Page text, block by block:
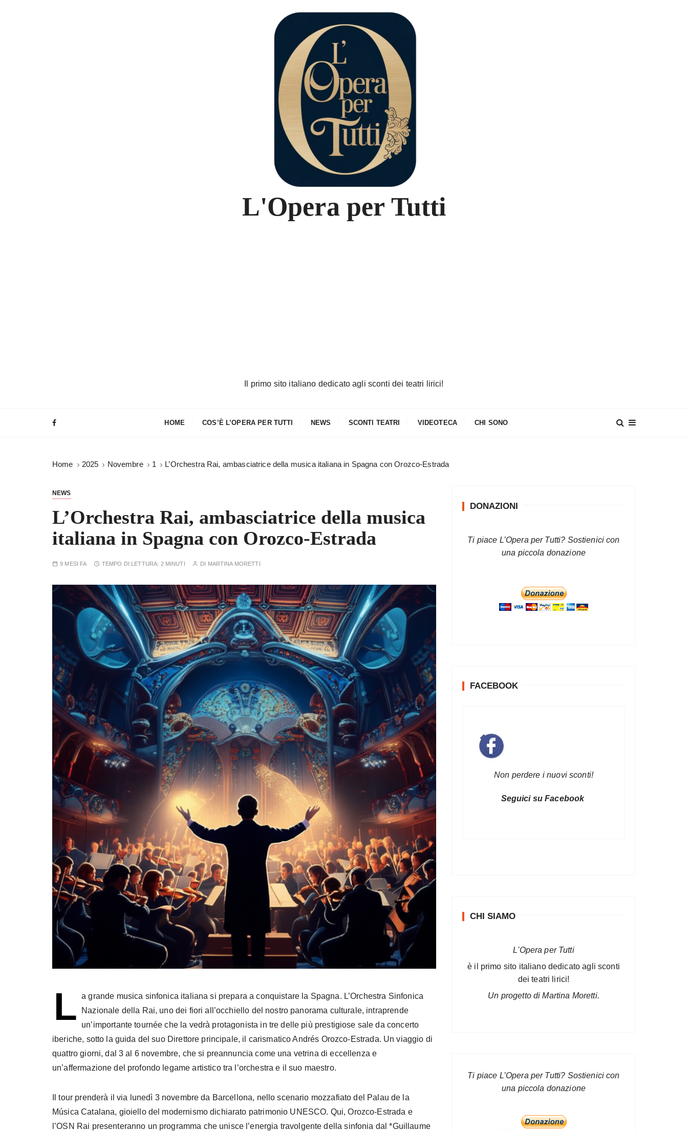
L'Opera per Tutti
Il primo sito italiano dedicato agli sconti dei teatri lirici!
HOME COS’È L’OPERA PER TUTTI NEWS SCONTI TEATRI VIDEOTECA CHI SONO
Home 2025 Novembre 1 L’Orchestra Rai, ambasciatrice della musica italiana in Spagna con Orozco-Estrada
NEWS
L’Orchestra Rai, ambasciatrice della musica
italiana in Spagna con Orozco-Estrada
9 MESI FA TEMPO DI LETTURA: 2 MINUTI DI MARTINA MORETTI
L a grande musica sinfonica italiana si prepara a conquistare la Spagna. L’Orchestra Sinfonica
Nazionale della Rai, uno dei fiori all’occhiello del nostro panorama culturale, intraprende
un’importante tournée che la vedrà protagonista in tre delle più prestigiose sale da concerto
iberiche, sotto la guida del suo Direttore principale, il carismatico Andrés Orozco-Estrada. Un viaggio di
quattro giorni, dal 3 al 6 novembre, che si preannuncia come una vetrina di eccellenza e
un’affermazione del profondo legame artistico tra l’orchestra e il suo maestro.
Il tour prenderà il via lunedì 3 novembre da Barcellona, nello scenario mozzafiato del Palau de la
Música Catalana, gioiello del modernismo dichiarato patrimonio UNESCO. Qui, Orozco-Estrada e
l’OSN Rai presenteranno un programma che unisce l’energia travolgente della sinfonia dal *Guillaume
DONAZIONI
Ti piace L’Opera per Tutti? Sostienici con
una piccola donazione
FACEBOOK
Non perdere i nuovi sconti!
Seguici su Facebook
CHI SIAMO
L'Opera per Tutti
è il primo sito italiano dedicato agli sconti
dei teatri lirici!
Un progetto di Martina Moretti.
Ti piace L’Opera per Tutti? Sostienici con
una piccola donazione